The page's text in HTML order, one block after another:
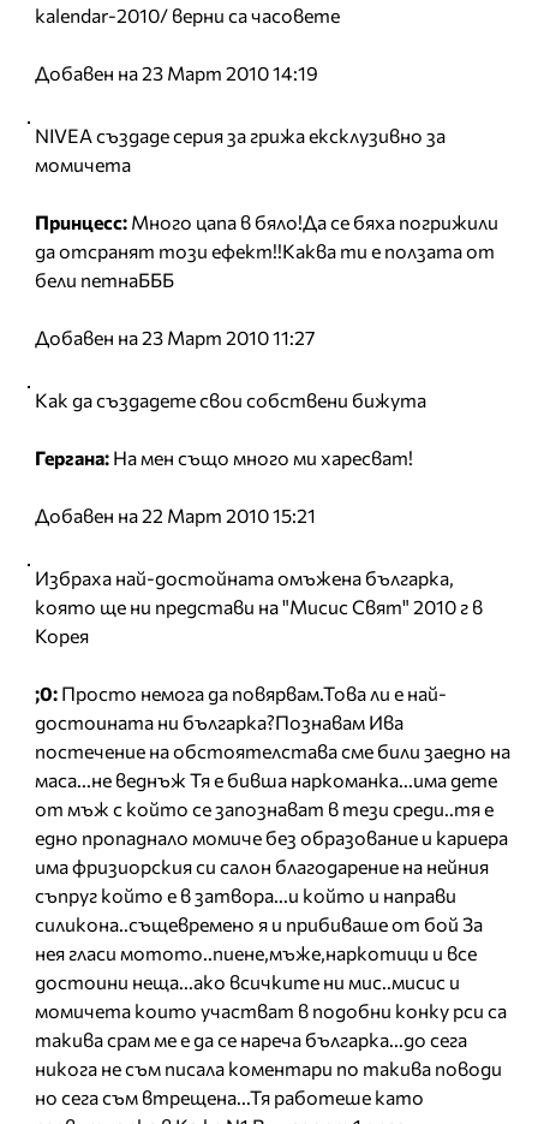
kalendar-2010/ верни са часовете
Добавен на 23 Март 2010 14:19
NIVEA създаде серия за грижа ексклузивно за
момичета
Принцесс: Много цапа в бяло!Да се бяха погрижили
да отсранят този ефект!!Каква ти е ползата от
бели петнаБББ
Добавен на 23 Март 2010 11:27
Как да създадете свои собствени бижута
Гергана: На мен също много ми харесват!
Добавен на 22 Март 2010 15:21
Избраха най-достойната омъжена българка,
която ще ни представи на "Мисис Свят" 2010 г в
Корея
;0: Просто немога да повярвам.Това ли е най-
достоината ни българка?Познавам Ива
постечение на обстоятелстава сме били заедно на
маса...не веднъж Тя е бивша наркоманка...има дете
от мъж с който се запознават в тези среди..тя е
едно пропаднало момиче без образование и кариера
има фризиорския си салон благодарение на нейния
съпруг който е в затвора...и който и направи
силикона..същевремено я и прибиваше от бой За
нея гласи мотото..пиене,мъже,наркотици и все
достоини неща...ако всичките ни мис..мисис и
момичета които участват в подобни конку рси са
такива срам ме е да се нареча българка...до сега
никога не съм писала коментари по такива поводи
но сега съм втрещена...Тя работеше като